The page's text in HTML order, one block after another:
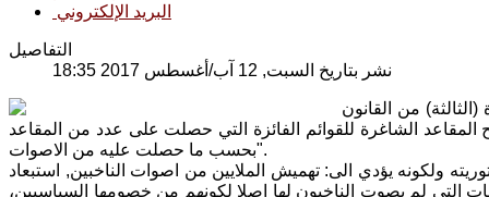
البريد الإلكتروني
التفاصيل
نشر بتاريخ السبت, 12 آب/أغسطس 2017 18:35
من القانون
ان " تمنح المقاعد الشاغرة للقوائم الفائزة التي حصلت على عدد من المقاعد
بحسب ما حصلت عليه من الاصوات".
ولكونه يؤدي الى: تهميش الملايين من اصوات الناخبين, استبعاد
التي لم يصوت الناخبون لها اصلا لكونهم من خصومها السياسيين،